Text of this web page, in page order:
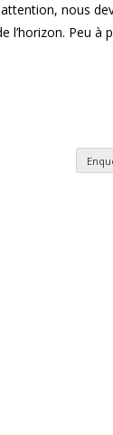
nous
l’horizon. Peu